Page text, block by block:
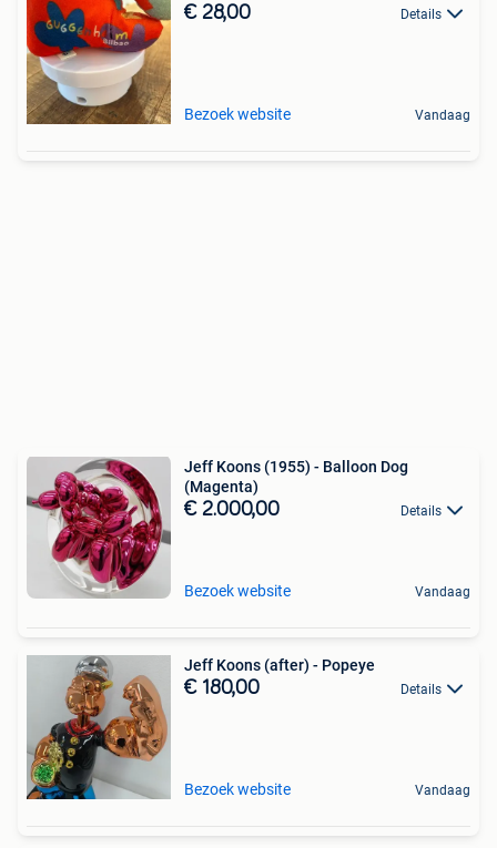
€ 28,00 Details
Bezoek website Vandaag
Jeff Koons (1955) - Balloon Dog
(Magenta)
€ 2.000,00 Details
Bezoek website Vandaag
Jeff Koons (after) - Popeye
€ 180,00 Details
Bezoek website Vandaag